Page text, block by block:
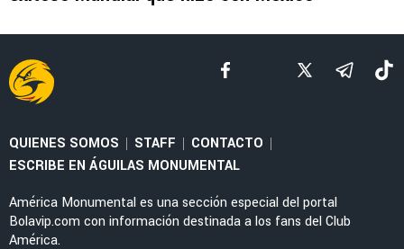
SELECCIÓN MEXICANA
Julián Quiñones habló de su polémica salida
ante Inglaterra